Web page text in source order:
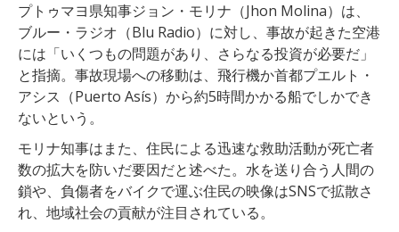
プトゥマヨ県知事ジョン・モリナ（Jhon Molina）は、
ブルー・ラジオ（Blu Radio）に対し、事故が起きた空港
には「いくつもの問題があり、さらなる投資が必要だ」
と指摘。事故現場への移動は、飛行機か首都プエルト・
アシス（Puerto Asís）から約5時間かかる船でしかでき
ないという。
モリナ知事はまた、住民による迅速な救助活動が死亡者
数の拡大を防いだ要因だと述べた。水を送り合う人間の
鎖や、負傷者をバイクで運ぶ住民の映像はSNSで拡散さ
れ、地域社会の貢献が注目されている。